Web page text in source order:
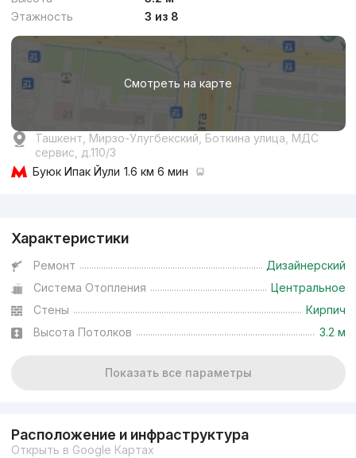
Этажность
3 из 8
Смотреть на карте
Ташкент, Мирзо-Улугбекский, Боткина улица, МДС
сервис, д.110/3
Буюк Ипак Йули 1.6 км 6 мин
Характеристики
Ремонт
Дизайнерский
Система Отопления
Центральное
Стены
Кирпич
Высота Потолков
3.2 м
Показать все параметры
Расположение и инфраструктура
Открыть в Google Картах